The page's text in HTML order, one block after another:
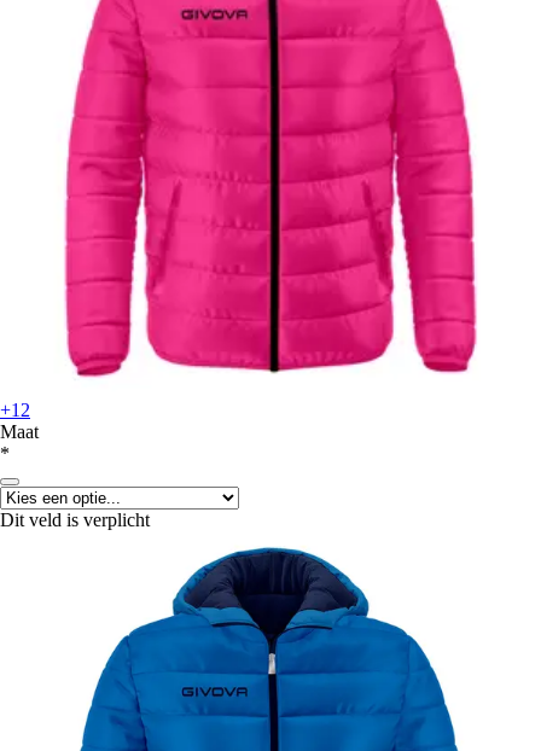
+12
Maat
*
Dit veld is verplicht